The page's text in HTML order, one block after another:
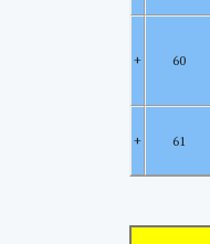
+ 60
+ 61